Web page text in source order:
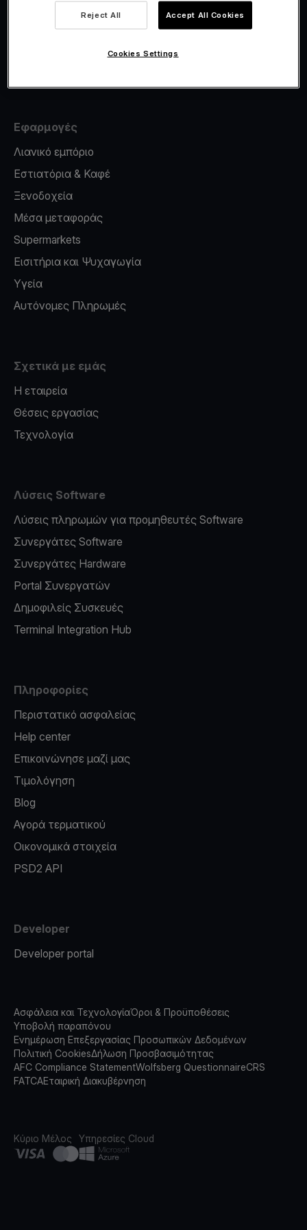
Έκδοση καρτών
Εφαρμογές
Λιανικό εμπόριο
Εστιατόρια & Καφέ
Ξενοδοχεία
Μέσα μεταφοράς
Supermarkets
Εισιτήρια και Ψυχαγωγία
Υγεία
Αυτόνομες Πληρωμές
Σχετικά με εμάς
Η εταιρεία
Θέσεις εργασίας
Τεχνολογία
Λύσεις Software
Λύσεις πληρωμών για προμηθευτές Software
Συνεργάτες Software
Συνεργάτες Hardware
Portal Συνεργατών
Δημοφιλείς Συσκευές
Terminal Integration Hub
Πληροφορίες
Περιστατικό ασφαλείας
Help center
Επικοινώνησε μαζί μας
Τιμολόγηση
Blog
Αγορά τερματικού
Οικονομικά στοιχεία
PSD2 API
Developer
Developer portal
Ασφάλεια και ΤεχνολογίαΌροι & Προϋποθέσεις
Υποβολή παραπόνου
Ενημέρωση Επεξεργασίας Προσωπικών Δεδομένων
Πολιτική CookiesΔήλωση Προσβασιμότητας
AFC Compliance StatementWolfsberg QuestionnaireCRS
FATCAΕταιρική Διακυβέρνηση
Κύριο Μέλος Υπηρεσίες Cloud
Reject All Accept All Cookies
Cookies Settings